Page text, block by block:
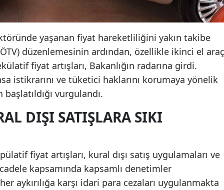
yaşanan fiyat hareketliliğini yakın takibe
düzenlemesinin ardından, özellikle ikinci el araç
fiyat artışları, Bakanlığın radarına girdi.
istikrarını ve tüketici haklarını korumaya yönelik
vurgulandı.
DIŞI SATIŞLARA SIKI
fiyat artışları, kural dışı satış uygulamaları ve
kapsamında kapsamlı denetimler
aykırılığa karşı idari para cezaları uygulanmakta